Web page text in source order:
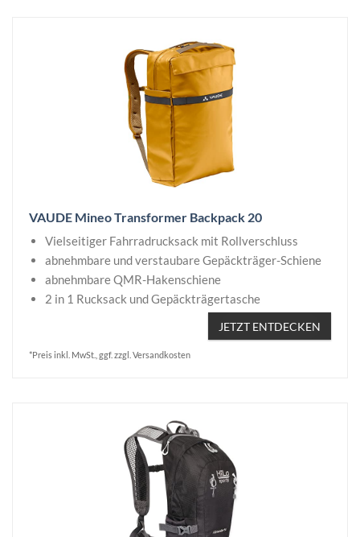
VAUDE Mineo Transformer Backpack 20
Vielseitiger Fahrradrucksack mit Rollverschluss
abnehmbare und verstaubare Gepäckträger-Schiene
abnehmbare QMR-Hakenschiene
2 in 1 Rucksack und Gepäckträgertasche
JETZT ENTDECKEN
*Preis inkl. MwSt., ggf. zzgl. Versandkosten